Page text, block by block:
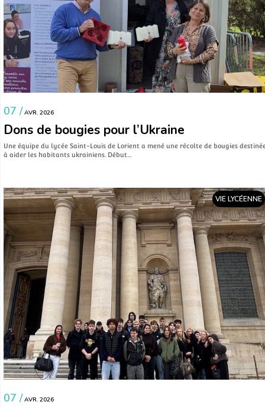
07 / AVR. 2026
Dons de bougies pour l’Ukraine
Une équipe du lycée Saint-Louis de Lorient a mené une récolte de bougies
à aider les habitants ukrainiens. Début…
VIE LYCÉENNE
07 / AVR. 2026